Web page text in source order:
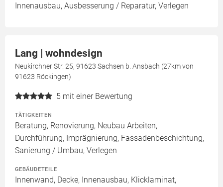
Innenausbau, Ausbesserung / Reparatur, Verlegen
Lang | wohndesign
Neukirchner Str. 25, 91623 Sachsen b. Ansbach (27km von
91623 Röckingen)
5 mit einer Bewertung
TÄTIGKEITEN
Beratung, Renovierung, Neubau Arbeiten,
Durchführung, Imprägnierung, Fassadenbeschichtung,
Sanierung / Umbau, Verlegen
GEBÄUDETEILE
Innenwand, Decke, Innenausbau, Klicklaminat,